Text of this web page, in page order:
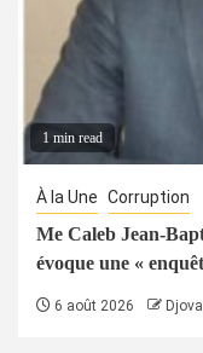
1 min read
À la Une Corruption
Me Caleb Jean-
évoque une «
6 août 2026